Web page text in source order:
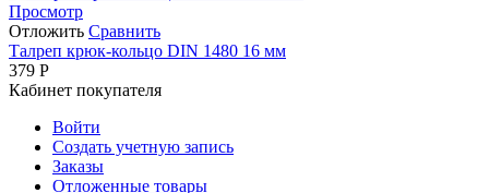
Просмотр
Отложить Сравнить
Талреп крюк-кольцо DIN 1480 16 мм
379 Р
Кабинет покупателя
Войти
Создать учетную запись
Заказы
Отложенные товары